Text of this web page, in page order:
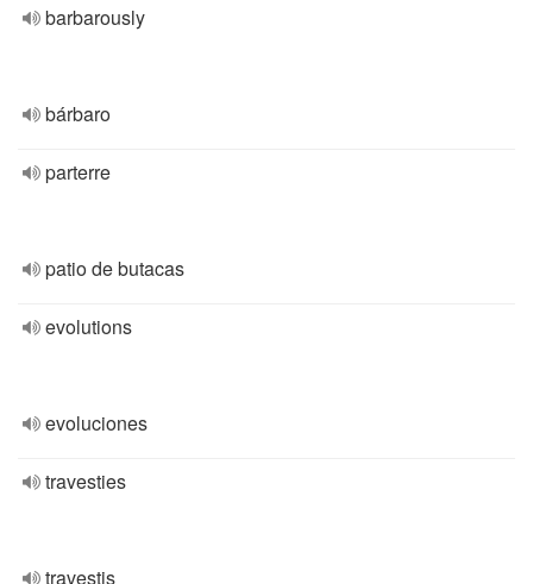
barbarously
bárbaro
parterre
patio de butacas
evolutions
evoluciones
travesties
travestis